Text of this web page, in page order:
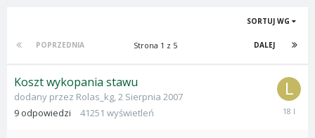
SORTUJ WG
POPRZEDNIA DALEJ
Strona 1 z 5
Koszt wykopania stawu
dodany przez Rolas_kg,2 Sierpnia 2007
9 odpowiedzi 41251 wyświetleń
20